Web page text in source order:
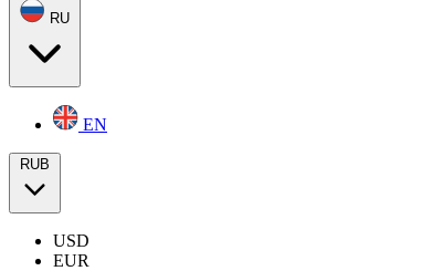
RU
EN
RUB
USD
EUR